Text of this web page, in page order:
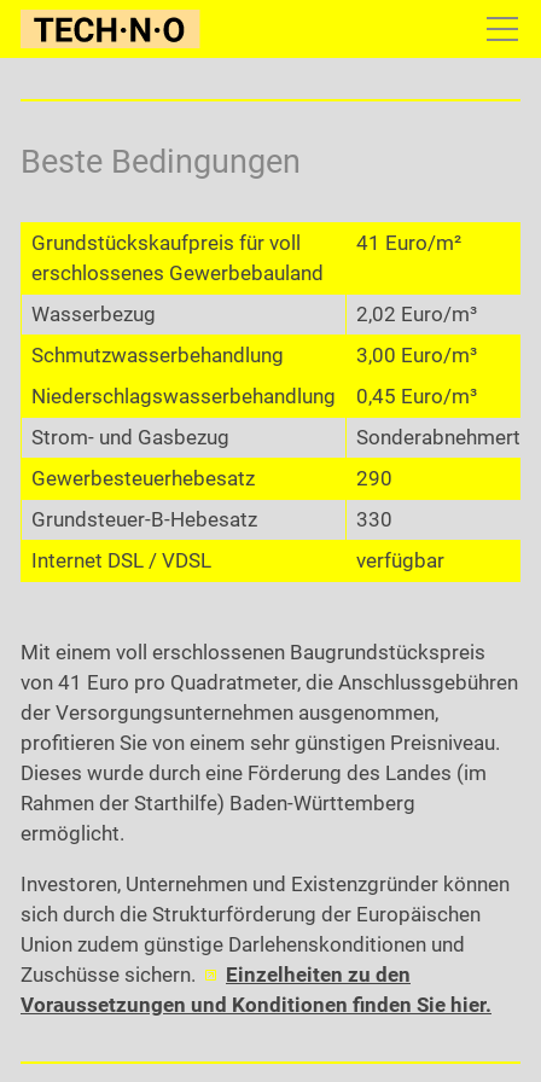
Konditionen
Förderung
Gewerbesteuerrechner
Infoservice
Kontakt
Beste Bedingungen
Grundstückskaufpreis für voll
erschlossenes Gewerbebauland
41 Euro/m²
Wasserbezug
2,02 Euro/m³
Schmutzwasserbehandlung
3,00 Euro/m³
Niederschlagswasserbehandlung
0,45 Euro/m³
Strom- und Gasbezug
Gewerbesteuerhebesatz
290
Grundsteuer-B-Hebesatz
330
Internet DSL / VDSL
verfügbar
Mit einem voll erschlossenen Baugrundstückspreis
von 41 Euro pro Quadratmeter, die Anschlussgebühren
der Versorgungsunternehmen ausgenommen,
profitieren Sie von einem sehr günstigen Preisniveau.
Dieses wurde durch eine Förderung des Landes (im
Rahmen der Starthilfe) Baden-Württemberg
ermöglicht.
Investoren, Unternehmen und Existenzgründer können
sich durch die Strukturförderung der Europäischen
Union zudem günstige Darlehenskonditionen und
Zuschüsse sichern.
Einzelheiten zu den
Voraussetzungen und Konditionen finden Sie hier.